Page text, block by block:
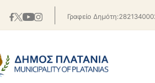
Γραφείο